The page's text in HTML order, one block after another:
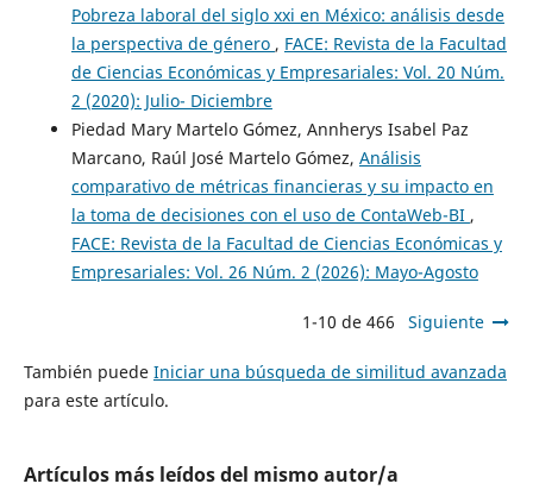
Pobreza laboral del siglo xxi en México: análisis desde
la perspectiva de género , FACE: Revista de la Facultad
de Ciencias Económicas y Empresariales: Vol. 20 Núm.
2 (2020): Julio- Diciembre
Piedad Mary Martelo Gómez, Annherys Isabel Paz
Marcano, Raúl José Martelo Gómez, Análisis
comparativo de métricas financieras y su impacto en
la toma de decisiones con el uso de ContaWeb-BI ,
FACE: Revista de la Facultad de Ciencias Económicas y
Empresariales: Vol. 26 Núm. 2 (2026): Mayo-Agosto
1-10 de 466 Siguiente
También puede Iniciar una búsqueda de similitud avanzada
para este artículo.
Artículos más leídos del mismo autor/a